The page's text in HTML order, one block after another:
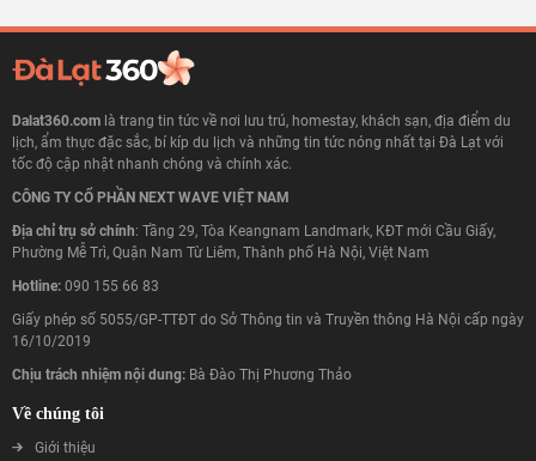
Dalat360.com là trang tin tức về nơi lưu trú, homestay, khách sạn, địa điểm du
lịch, ẩm thực đặc sắc, bí kíp du lịch và những tin tức nóng nhất tại Đà Lạt với
tốc độ cập nhật nhanh chóng và chính xác.
CÔNG TY CỔ PHẦN NEXT WAVE VIỆT NAM
Địa chỉ trụ sở chính: Tầng 29, Tòa Keangnam Landmark, KĐT mới Cầu Giấy,
Phường Mễ Trì, Quận Nam Từ Liêm, Thành phố Hà Nội, Việt Nam
Hotline: 090 155 66 83
Giấy phép số 5055/GP-TTĐT do Sở Thông tin và Truyền thông Hà Nội cấp ngày
16/10/2019
Chịu trách nhiệm nội dung: Bà Đào Thị Phương Thảo
Về chúng tôi
Giới thiệu